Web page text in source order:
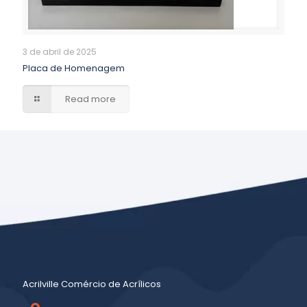
3 de abril de 2025
Placa de Homenagem
Read more
Acrilville Comércio de Acrílicos